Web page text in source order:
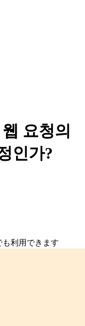
요청의
인가?
も利用できます